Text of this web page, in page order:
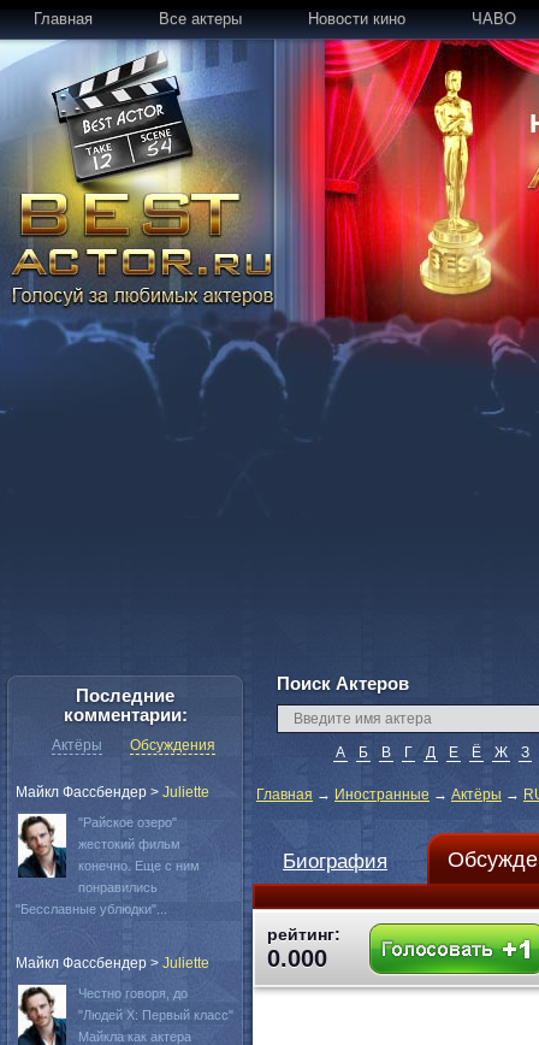
Главная Все актеры Новости кино ЧАВО
Поиск Актеров
А Б В Г Д Е Ё Ж З
Главная → Иностранные → Актёры →
Биография
рейтинг:
0.000
Последние
комментарии:
Актёры Обсуждения
Майкл Фассбендер > Juliette
"Райское озеро"
жестокий фильм
конечно. Еще с ним
понравились
"Бесславные ублюдки"...
Майкл Фассбендер > Juliette
Честно говоря, до
"Людей Х: Первый класс"
Майкла как актера